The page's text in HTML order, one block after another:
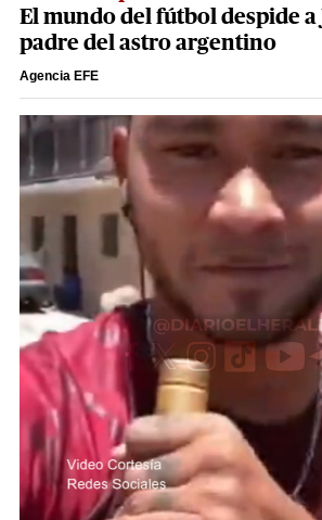
El mundo del fútbol despide a
padre del astro argentino
Agencia EFE